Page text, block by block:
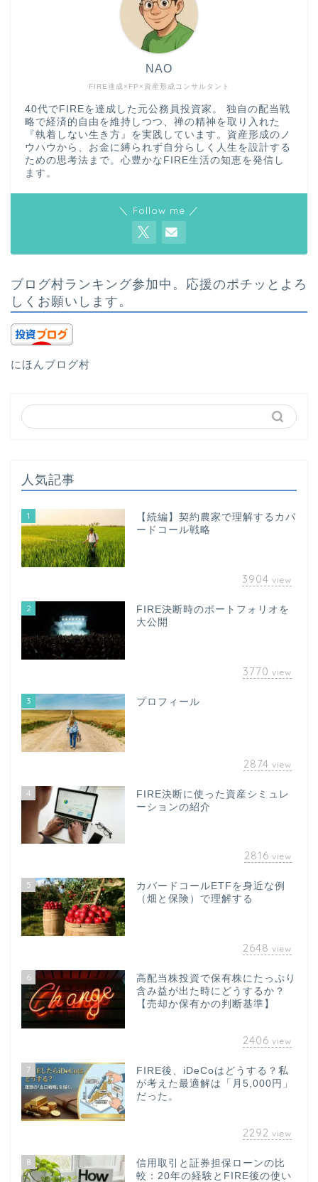
FIRE達成×FP×資産形成コンサルタント
NAO
40代でFIREを達成した元公務員投資家。 独自の配当戦
略で経済的自由を維持しつつ、禅の精神を取り入れた
『執着しない生き方』を実践しています。資産形成のノ
ウハウから、お金に縛られず自分らしく人生を設計する
ための思考法まで。心豊かなFIRE生活の知恵を発信し
ます。
＼ Follow me ／
ブログ村ランキング参加中。応援のポチッとよろ
しくお願いします。
にほんブログ村
人気記事
1
【続編】契約農家で理解するカバ
ードコール戦略
3904 view
2
FIRE決断時のポートフォリオを
大公開
3770 view
3 プロフィール
2874 view
4
FIRE決断に使った資産シミュレ
ーションの紹介
2816 view
5
カバードコールETFを身近な例
（畑と保険）で理解する
2648 view
6
高配当株投資で保有株にたっぷり
含み益が出た時にどうするか？
【売却か保有かの判断基準】
2406 view
7
FIRE後、iDeCoはどうする？私
が考えた最適解は「月5,000円」
だった。
2292 view
8
信用取引と証券担保ローンの比
較：20年の経験とFIRE後の使い